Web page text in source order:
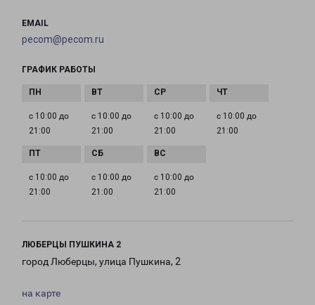
EMAIL
pecom@pecom.ru
ГРАФИК РАБОТЫ
с 10:00 до
21:00
с 10:00 до
21:00
с 10:00 до
21:00
с 10:00 до
21:00
с 10:00 до
21:00
с 10:00 до
21:00
с 10:00 до
21:00
ЛЮБЕРЦЫ ПУШКИНА 2
город Люберцы, улица Пушкина, 2
на карте